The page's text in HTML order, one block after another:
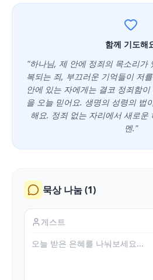
함께 기도해
"하나님, 제 안에 정죄의 목소리가
복되는 죄, 부끄러운 기억들이 저
안에 있는 자에게는 결코 정죄함
을 오늘 믿어요. 생명의 성령의 법
해요. 정죄 없는 자리에서 새로운
멘."
묵상 나눔 (1)